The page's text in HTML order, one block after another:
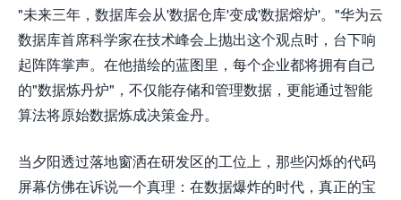
"未来三年，数据库会从'数据仓库'变成'数据熔炉'。"华为云
数据库首席科学家在技术峰会上抛出这个观点时，台下响
起阵阵掌声。在他描绘的蓝图里，每个企业都将拥有自己
的"数据炼丹炉"，不仅能存储和管理数据，更能通过智能
算法将原始数据炼成决策金丹。
当夕阳透过落地窗洒在研发区的工位上，那些闪烁的代码
屏幕仿佛在诉说一个真理：在数据爆炸的时代，真正的宝